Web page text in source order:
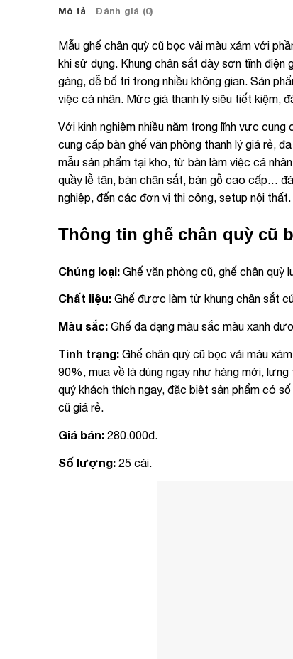
Mô tả Đánh giá (0)
Mẫu ghế chân quỳ cũ bọc vải màu xám với
khi sử dụng. Khung chân sắt dày sơn tĩnh
gàng, dễ bố trí trong nhiều không gian. Sản
việc cá nhân. Mức giá thanh lý siêu tiết kiệm,
Với kinh nghiệm nhiều năm trong lĩnh vực cung
cung cấp bàn ghế văn phòng thanh lý giá rẻ,
mẫu sản phẩm tại kho, từ bàn làm việc cá
quầy lễ tân, bàn chân sắt, bàn gỗ cao cấp…
nghiệp, đến các đơn vị thi công, setup nội thất.
Thông tin ghế chân quỳ cũ
Chủng loại: Ghế văn phòng cũ, ghế chân quỳ
Chất liệu: Ghế được làm từ khung chân sắt
Màu sắc: Ghế đa dạng màu sắc màu xanh
Tình trạng: Ghế chân quỳ cũ bọc vải màu
90%, mua về là dùng ngay như hàng mới,
quý khách thích ngay, đặc biệt sản phẩm có
cũ giá rẻ.
Giá bán: 280.000đ.
Số lượng: 25 cái.